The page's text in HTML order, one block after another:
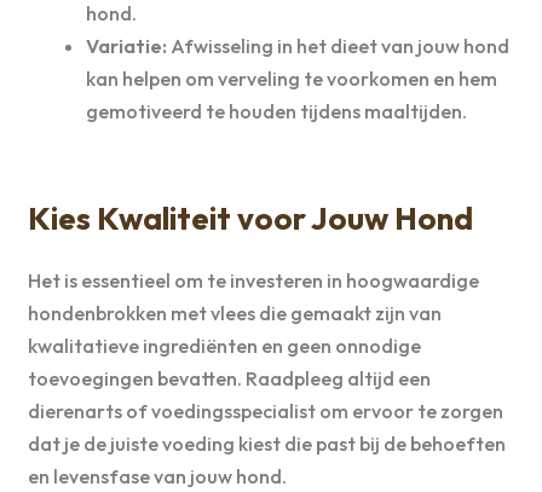
hond.
Variatie: Afwisseling in het dieet van jouw hond
kan helpen om verveling te voorkomen en hem
gemotiveerd te houden tijdens maaltijden.
Kies Kwaliteit voor Jouw Hond
Het is essentieel om te investeren in hoogwaardige
hondenbrokken met vlees die gemaakt zijn van
kwalitatieve ingrediënten en geen onnodige
toevoegingen bevatten. Raadpleeg altijd een
dierenarts of voedingsspecialist om ervoor te zorgen
dat je de juiste voeding kiest die past bij de behoeften
en levensfase van jouw hond.